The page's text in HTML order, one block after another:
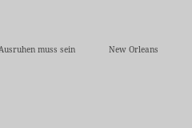
muss sein
New Orleans